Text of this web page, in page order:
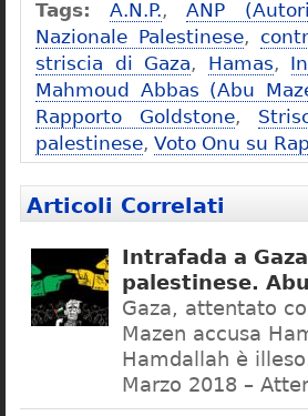
Tags:
A.N.P.,ANP
Nazionale Palestinese,
striscia di Gaza, Hamas,
Mahmoud Abbas (Abu
Rapporto Goldstone,
palestinese, Voto Onu su
Articoli Correlati
Intrafada a
palestinese.
Gaza, attentato
Mazen accusa
Hamdallah è
Marzo 2018 –